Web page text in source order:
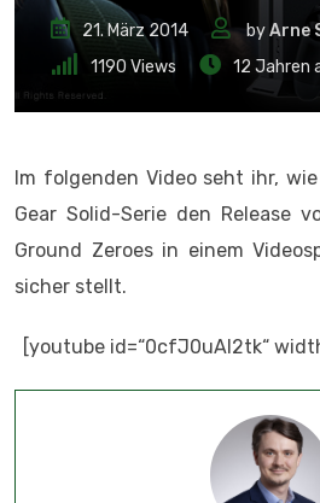
21. März 2014 byArne
1190 Views 12 Jahren
Im folgenden Video seht ihr,
Gear Solid-Serie den Release
Ground Zeroes in einem
sicher stellt.
[youtube id=“0cfJ0uAI2tk“